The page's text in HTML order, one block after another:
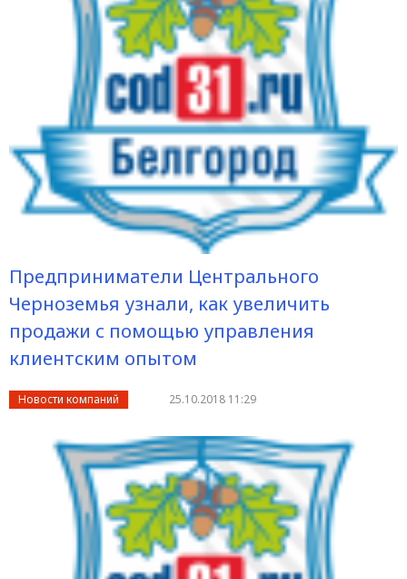
Предприниматели Центрального
Черноземья узнали, как увеличить
продажи с помощью управления
клиентским опытом
Новости компаний 25.10.2018 11:29